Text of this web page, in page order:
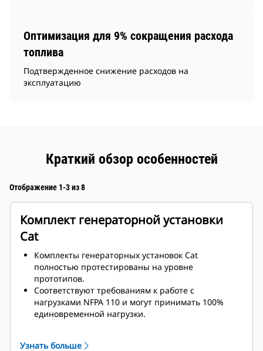
Оптимизация для 9% сокращения расхода
топлива
Подтвержденное снижение расходов на
эксплуатацию
Краткий обзор особенностей
Отображение 1-3 из 8
Комплект генераторной установки
Cat
Комплекты генераторных установок Cat
полностью протестированы на уровне
прототипов.
Соответствуют требованиям к работе с
нагрузками NFPA 110 и могут принимать 100%
единовременной нагрузки.
Узнать больше